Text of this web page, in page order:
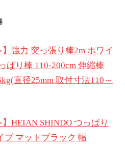
強力 突っ張り棒2m ホワイ
ぱり棒 110-200cm 伸縮棒
直径25mm 取付寸法110～
HEIAN SHINDO つっぱり
プ マットブラック 幅